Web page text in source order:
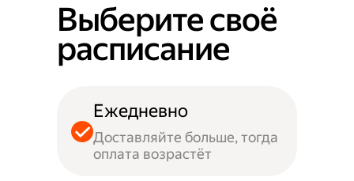
Выберите своё
расписание
Ежедневно
Доставляйте больше, тогда
оплата возрастёт